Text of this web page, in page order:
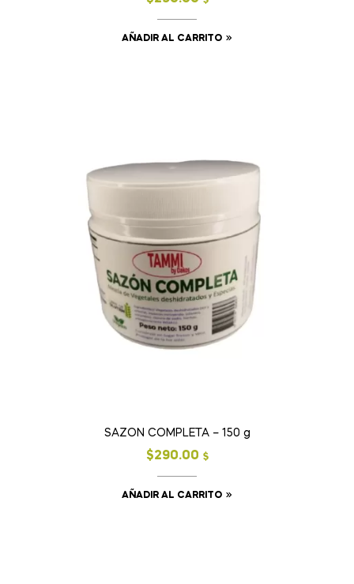
AÑADIR AL CARRITO
SAZON COMPLETA – 150 g
$290.00 $
AÑADIR AL CARRITO